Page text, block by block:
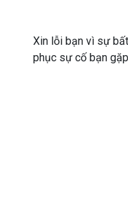
Xin lỗi bạn vì sự
phục sự cố bạn